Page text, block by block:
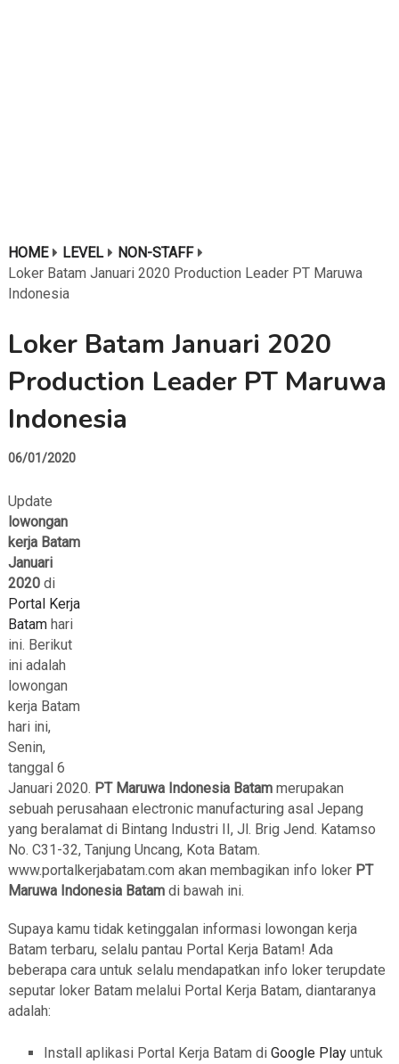
HOME LEVEL
NON-STAFF
Loker Batam Januari 2020 Production Leader PT Maruwa
Indonesia
Loker Batam Januari 2020
Production Leader PT Maruwa
Indonesia
06/01/2020
Update
lowongan
kerja Batam
Januari
2020di
Portal Kerja
Batamhari
ini. Berikut
ini adalah
lowongan
kerja Batam
hari ini,
Senin,
tanggal 6
Januari 2020. PT Maruwa Indonesia Batam merupakan
sebuah perusahaan electronic manufacturing asal Jepang
yang beralamat di Bintang Industri II, Jl. Brig Jend. Katamso
No. C31-32, Tanjung Uncang, Kota Batam.
www.portalkerjabatam.com akan membagikan info loker PT
Maruwa Indonesia Batam di bawah ini.
Supaya kamu tidak ketinggalan informasi lowongan kerja
Batam terbaru, selalu pantau Portal Kerja Batam! Ada
beberapa cara untuk selalu mendapatkan info loker terupdate
seputar loker Batam melalui Portal Kerja Batam, diantaranya
adalah:
Install aplikasi Portal Kerja Batam di Google Playuntuk